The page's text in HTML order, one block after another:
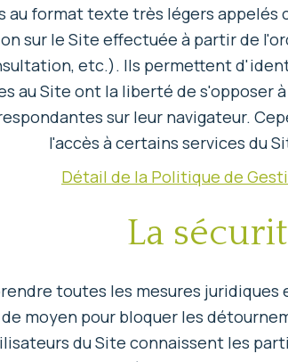
au format texte très légers
sur le Site effectuée à partir de
etc.). Ils permettent
au Site ont la liberté de s'opposer
sur leur navigateur.
l'accès à certains services du
Détail de la Politique de
La
toutes les mesures
moyen pour bloquer les
du Site connaissent les